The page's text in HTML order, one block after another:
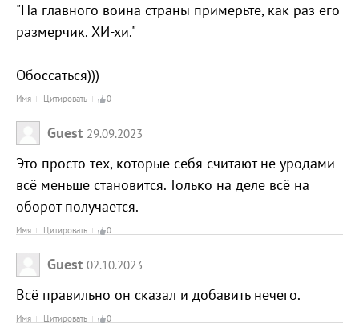
"На главного воина страны примерьте, как раз его
размерчик. ХИ-хи."
Обоссаться)))
Имя Цитировать 0
Guest 29.09.2023
Это просто тех, которые себя считают не уродами
всё меньше становится. Только на деле всё на
оборот получается.
Имя Цитировать 0
Guest 02.10.2023
Всё правильно он сказал и добавить нечего.
Имя Цитировать 0